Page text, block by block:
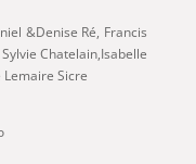
&Denise Ré, Francis
Chatelain,Isabelle
Sicre